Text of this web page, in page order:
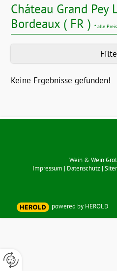
Cháteau Grand Pey
Bordeaux ( FR )
* alle
Keine Ergebnisse gefunden!
Wein & Wein
Impressum | Datenschutz|
powered by HEROLD